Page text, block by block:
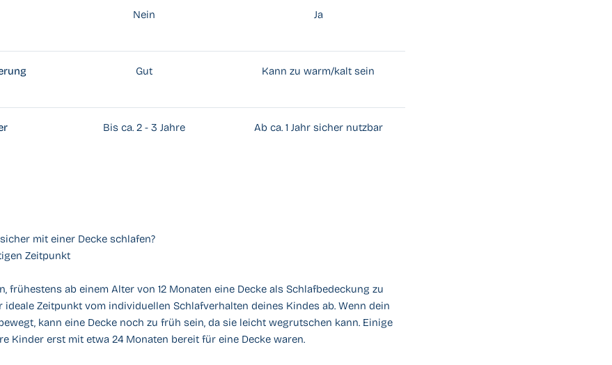
Nein Ja
Gut Kann zu warm/kalt sein
Bis ca. 2 - 3 Jahre Ab ca. 1 Jahr sicher nutzbar
mit einer Decke schlafen?
Zeitpunkt
frühestens ab einem Alter von 12 Monaten eine Decke als Schlafbedeckung zu
ideale Zeitpunkt vom individuellen Schlafverhalten deines Kindes ab. Wenn dein
kann eine Decke noch zu früh sein, da sie leicht wegrutschen kann. Einige
Kinder erst mit etwa 24 Monaten bereit für eine Decke waren.